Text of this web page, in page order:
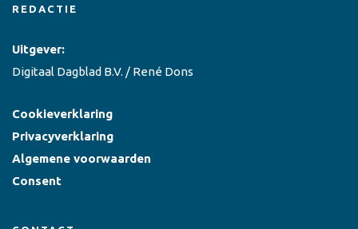
REDACTIE
Uitgever:
Digitaal Dagblad B.V. / René Dons
Cookieverklaring
Privacyverklaring
Algemene voorwaarden
Consent